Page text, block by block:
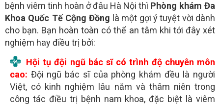
bệnh viêm tinh hoàn ở đâu Hà Nội thì Phòng khám Đa
Khoa Quốc Tế Cộng Đồng là một gợi ý tuyệt vời dành
cho bạn. Bạn hoàn toàn có thể an tâm khi tới đây xét
nghiệm hay điều trị bởi:
Hội tụ đội ngũ bác sĩ có trình độ chuyên môn
cao: Đội ngũ bác sĩ của phòng khám đều là người
Việt, có kinh nghiệm lâu năm và thâm niên trong
công tác điều trị bệnh nam khoa, đặc biệt là viêm